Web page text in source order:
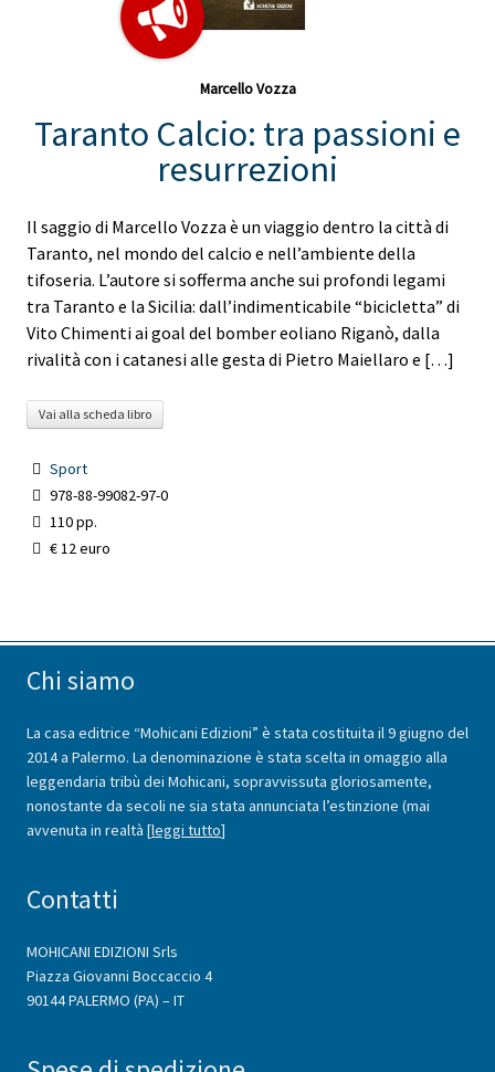
Marcello Vozza
Taranto Calcio: tra passioni e
resurrezioni
Il saggio di Marcello Vozza è un viaggio dentro la città di
Taranto, nel mondo del calcio e nell’ambiente della
tifoseria. L’autore si sofferma anche sui profondi legami
tra Taranto e la Sicilia: dall’indimenticabile “bicicletta” di
Vito Chimenti ai goal del bomber eoliano Riganò, dalla
rivalità con i catanesi alle gesta di Pietro Maiellaro e […]
Vai alla scheda libro
Sport
978-88-99082-97-0
110 pp.
€ 12 euro
Chi siamo
La casa editrice “Mohicani Edizioni” è stata costituita il 9 giugno del
2014 a Palermo. La denominazione è stata scelta in omaggio alla
leggendaria tribù dei Mohicani, sopravvissuta gloriosamente,
nonostante da secoli ne sia stata annunciata l’estinzione (mai
avvenuta in realtà [leggi tutto]
Contatti
MOHICANI EDIZIONI Srls
Piazza Giovanni Boccaccio 4
90144 PALERMO (PA) – IT